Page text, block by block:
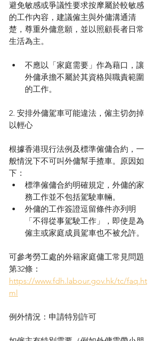
避免敏感或爭議性要求按摩屬於較敏感
的工作內容，建議僱主與外傭溝通清
楚，尊重外傭意願，並以照顧長者日常
生活為主。
不應以「家庭需要」作為藉口，讓
外傭承擔不屬於其資格與職責範圍
的工作。
2. 安排外傭駕車可能違法，僱主切勿掉
以輕心
根據香港現行法例及標準僱傭合約，一
般情況下不可叫外傭幫手揸車。原因如
下：
標準僱傭合約明確規定，外傭的家
務工作並不包括駕駛車輛。
外傭的工作簽證逗留條件亦列明
「不得從事駕駛工作」，即使是為
僱主或家庭成員駕車也不被允許。
可參考勞工處的外籍家庭傭工常見問題
第32條：
https://www.fdh.labour.gov.hk/tc/faq.ht
ml
例外情況：申請特別許可